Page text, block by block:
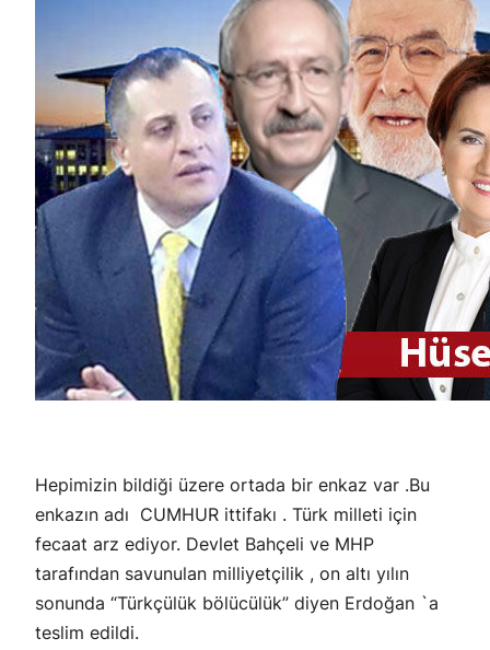
Hepimizin bildiği üzere ortada bir enkaz var .Bu
enkazın adı CUMHUR ittifakı . Türk milleti için
fecaat arz ediyor. Devlet Bahçeli ve MHP
tarafından savunulan milliyetçilik , on altı yılın
sonunda “Türkçülük bölücülük” diyen Erdoğan `a
teslim edildi.